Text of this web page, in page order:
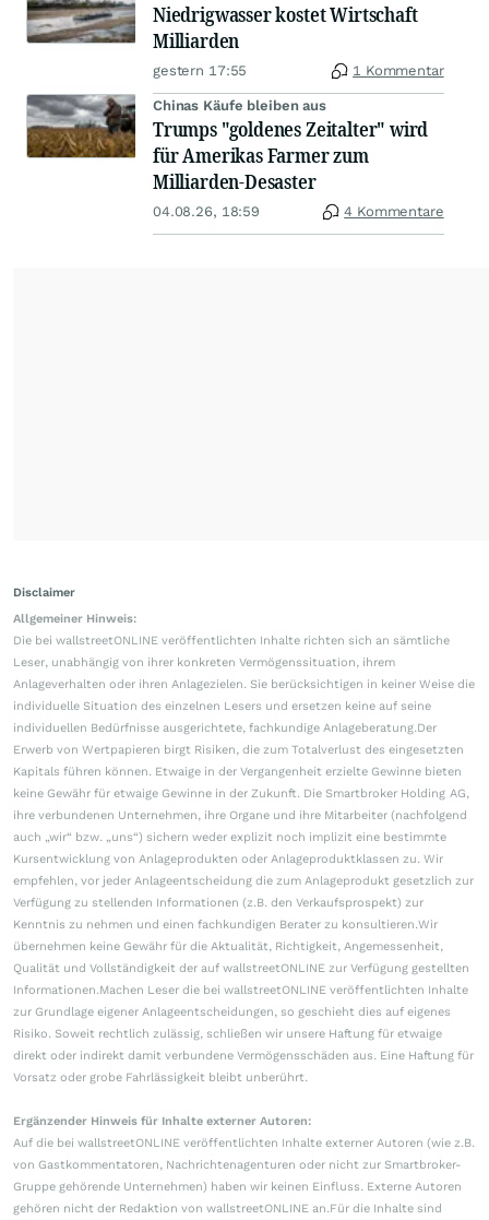
Niedrigwasser kostet Wirtschaft
Milliarden
gestern 17:55 1 Kommentar
Chinas Käufe bleiben aus
Trumps "goldenes Zeitalter" wird
für Amerikas Farmer zum
Milliarden-Desaster
04.08.26, 18:59 4 Kommentare
Disclaimer
Allgemeiner Hinweis:
Die bei wallstreetONLINE veröffentlichten Inhalte richten sich an sämtliche
Leser, unabhängig von ihrer konkreten Vermögenssituation, ihrem
Anlageverhalten oder ihren Anlagezielen. Sie berücksichtigen in keiner Weise die
individuelle Situation des einzelnen Lesers und ersetzen keine auf seine
individuellen Bedürfnisse ausgerichtete, fachkundige Anlageberatung.Der
Erwerb von Wertpapieren birgt Risiken, die zum Totalverlust des eingesetzten
Kapitals führen können. Etwaige in der Vergangenheit erzielte Gewinne bieten
keine Gewähr für etwaige Gewinne in der Zukunft. Die Smartbroker Holding AG,
ihre verbundenen Unternehmen, ihre Organe und ihre Mitarbeiter (nachfolgend
auch „wir“ bzw. „uns“) sichern weder explizit noch implizit eine bestimmte
Kursentwicklung von Anlageprodukten oder Anlageproduktklassen zu. Wir
empfehlen, vor jeder Anlageentscheidung die zum Anlageprodukt gesetzlich zur
Verfügung zu stellenden Informationen (z.B. den Verkaufsprospekt) zur
Kenntnis zu nehmen und einen fachkundigen Berater zu konsultieren.Wir
übernehmen keine Gewähr für die Aktualität, Richtigkeit, Angemessenheit,
Qualität und Vollständigkeit der auf wallstreetONLINE zur Verfügung gestellten
Informationen.Machen Leser die bei wallstreetONLINE veröffentlichten Inhalte
zur Grundlage eigener Anlageentscheidungen, so geschieht dies auf eigenes
Risiko. Soweit rechtlich zulässig, schließen wir unsere Haftung für etwaige
direkt oder indirekt damit verbundene Vermögensschäden aus. Eine Haftung für
Vorsatz oder grobe Fahrlässigkeit bleibt unberührt.
Ergänzender Hinweis für Inhalte externer Autoren:
Auf die bei wallstreetONLINE veröffentlichten Inhalte externer Autoren (wie z.B.
von Gastkommentatoren, Nachrichtenagenturen oder nicht zur Smartbroker-
Gruppe gehörende Unternehmen) haben wir keinen Einfluss. Externe Autoren
gehören nicht der Redaktion von wallstreetONLINE an.Für die Inhalte sind